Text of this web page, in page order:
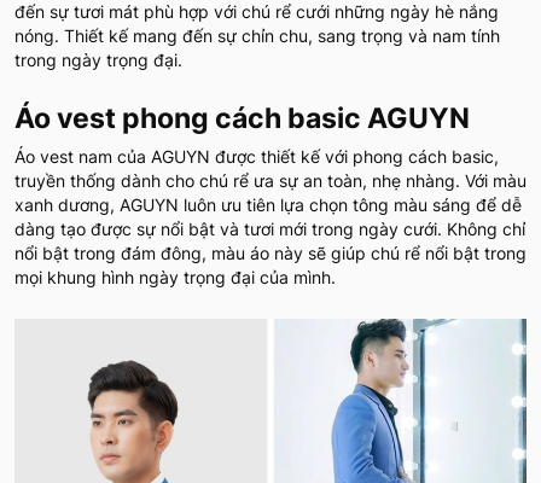
đến sự tươi mát phù hợp với chú rể cưới những ngày hè nắng
nóng. Thiết kế mang đến sự chỉn chu, sang trọng và nam tính
trong ngày trọng đại.
Áo vest phong cách basic AGUYN
Áo vest nam của AGUYN được thiết kế với phong cách basic,
truyền thống dành cho chú rể ưa sự an toàn, nhẹ nhàng. Với màu
xanh dương, AGUYN luôn ưu tiên lựa chọn tông màu sáng để dễ
dàng tạo được sự nổi bật và tươi mới trong ngày cưới. Không chỉ
nổi bật trong đám đông, màu áo này sẽ giúp chú rể nổi bật trong
mọi khung hình ngày trọng đại của mình.